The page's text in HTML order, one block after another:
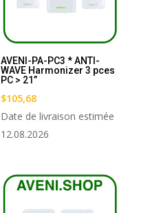
AVENI-PA-PC3 * ANTI-
WAVE Harmonizer 3 pces
PC > 21’’
$105,68
Date de livraison estimée
12.08.2026